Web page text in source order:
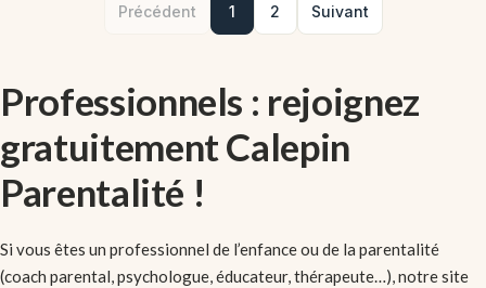
Précédent 1 2 Suivant
Professionnels : rejoignez
gratuitement Calepin
Parentalité !
Si vous êtes un professionnel de l’enfance ou de la parentalité
(coach parental, psychologue, éducateur, thérapeute…), notre site